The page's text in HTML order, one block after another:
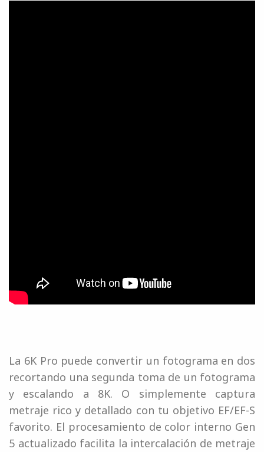
La 6K Pro puede convertir un fotograma en dos
recortando una segunda toma de un fotograma
y escalando a 8K. O simplemente captura
metraje rico y detallado con tu objetivo EF/EF-S
favorito. El procesamiento de color interno Gen
5 actualizado facilita la intercalación de metraje